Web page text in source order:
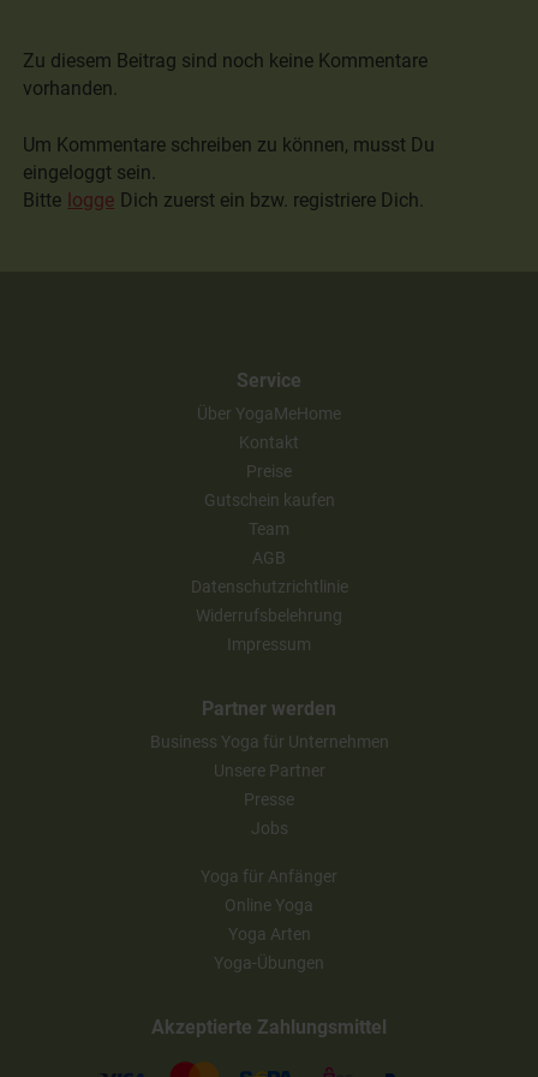
Zu diesem Beitrag sind noch keine Kommentare
vorhanden.
Um Kommentare schreiben zu können, musst Du
eingeloggt sein.
Bitte logge Dich zuerst ein bzw. registriere Dich.
Service
Über YogaMeHome
Kontakt
Preise
Gutschein kaufen
Team
AGB
Datenschutzrichtlinie
Widerrufsbelehrung
Impressum
Partner werden
Business Yoga für Unternehmen
Unsere Partner
Presse
Jobs
Yoga für Anfänger
Online Yoga
Yoga Arten
Yoga-Übungen
Akzeptierte Zahlungsmittel